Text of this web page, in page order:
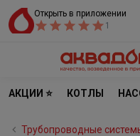
Открыть в приложении
1
АКЦИИ ⭐ КОТЛЫ
Трубопроводные